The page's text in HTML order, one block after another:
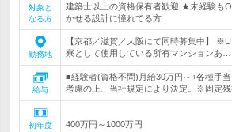
対象と
なる方
建築士以上の資格保有者歓迎 ★未経験も
かせる設計に憧れてる方
勤務地
【京都／滋賀／大阪にて同時募集中】
寮として使用している所有マンションあ…
給与
■経験者(資格不問)月給30万円～+各種手
考慮の上、当社規定により決定。※固定
初年度
400万円～1000万円